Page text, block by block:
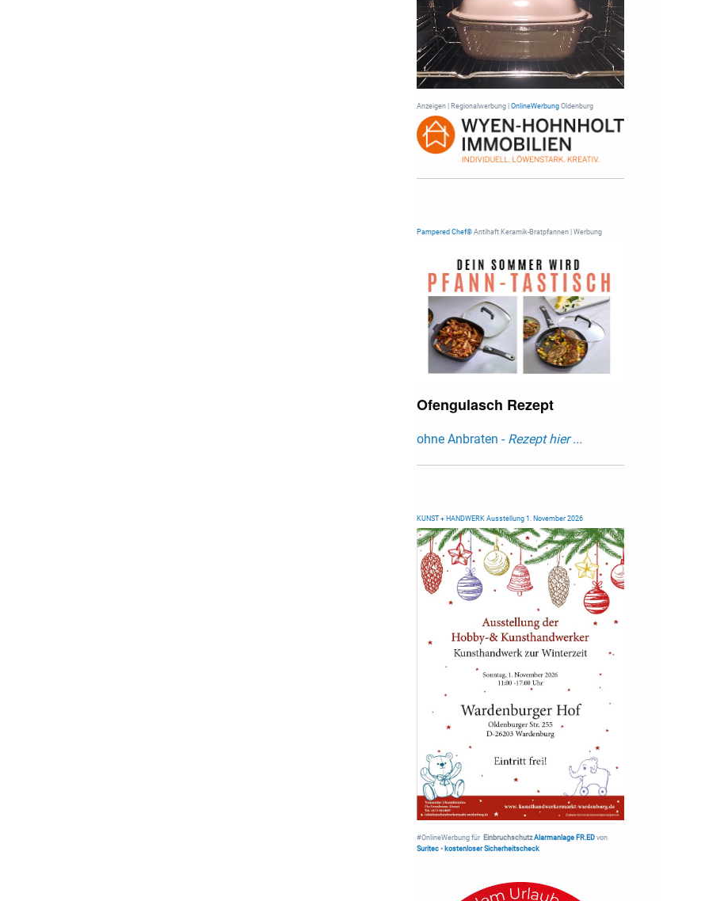
Anzeigen | Regionalwerbung | OnlineWerbungOldenburg
Pampered Chef®Antihaft Keramik-Bratpfannen | Werbung
Ofengulasch Rezept
ohne Anbraten - Rezept hier ...
KUNST + HANDWERK Ausstellung 1. November 2026
#OnlineWerbung für Einbruchschutz Alarmanlage FR.ED von
Suritec• kostenloser Sicherheitscheck